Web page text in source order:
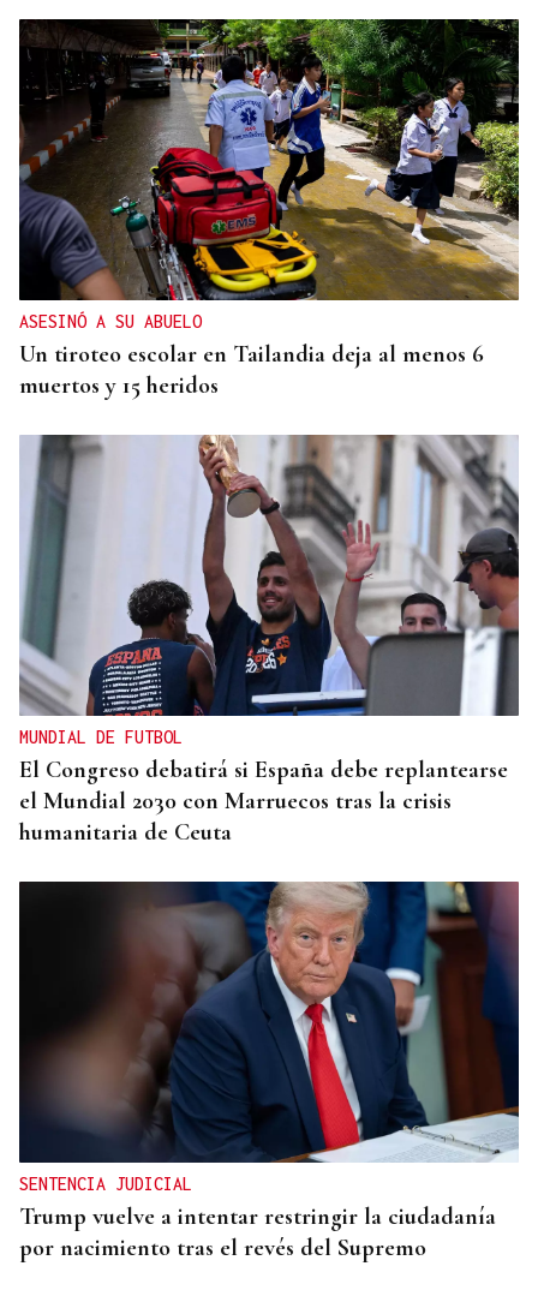
ASESINÓ A SU ABUELO
Un tiroteo escolar en Tailandia deja al menos 6
muertos y 15 heridos
MUNDIAL DE FUTBOL
El Congreso debatirá si España debe replantearse
el Mundial 2030 con Marruecos tras la crisis
humanitaria de Ceuta
SENTENCIA JUDICIAL
Trump vuelve a intentar restringir la ciudadanía
por nacimiento tras el revés del Supremo